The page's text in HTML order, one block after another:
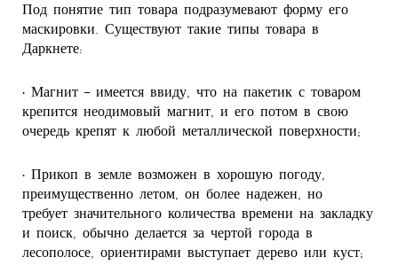
Под понятие тип товара подразумевают форму его
маскировки. Существуют такие типы товара в
Даркнете:
• Магнит – имеется ввиду, что на пакетик с товаром
крепится неодимовый магнит, и его потом в свою
очередь крепят к любой металлической поверхности;
• Прикоп в земле возможен в хорошую погоду,
преимущественно летом, он более надежен, но
требует значительного количества времени на закладку
и поиск, обычно делается за чертой города в
лесополосе, ориентирами выступает дерево или куст;